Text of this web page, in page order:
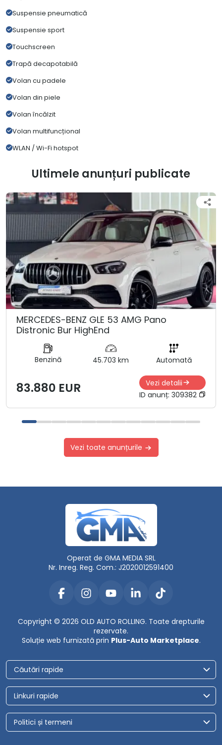
Suspensie pneumatică
Suspensie sport
Touchscreen
Trapă decapotabilă
Volan cu padele
Volan din piele
Volan încălzit
Volan multifuncțional
WLAN / Wi-Fi hotspot
Ultimele anunțuri publicate
MERCEDES-BENZ GLE 53 AMG Pano
Distronic Bur HighEnd
Benzină 45.703 km Automată
83.880 EUR
Vezi detalii
ID anunț: 309382
Vezi toate anunțurile
Operat de GMA MEDIA SRL
Nr. Inreg. Reg. Com.: J2020012591400
Copyright © 2026 OLD AUTO ROLLING. Toate drepturile
rezervate.
Soluție web furnizată prin Plus-Auto Marketplace.
Căutări rapide
Linkuri rapide
Politici și termeni